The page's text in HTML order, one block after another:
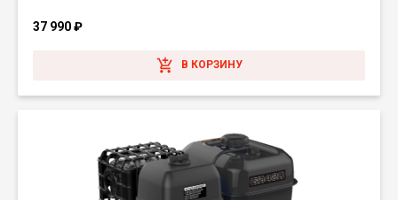
37 990₽
В КОРЗИНУ